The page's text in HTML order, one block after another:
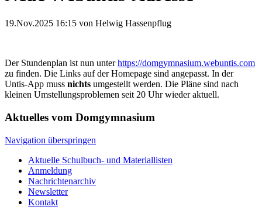
19.Nov.2025 16:15 von Helwig Hassenpflug
Der Stundenplan ist nun unterhttps://domgymnasium.webuntis.com
zu finden. Die Links auf der Homepage sind angepasst. In der
Untis-App muss nichts umgestellt werden. Die Pläne sind nach
kleinen Umstellungsproblemen seit 20 Uhr wieder aktuell.
Aktuelles vom Domgymnasium
Navigation überspringen
Aktuelle Schulbuch- und Materiallisten
Anmeldung
Nachrichtenarchiv
Newsletter
Kontakt